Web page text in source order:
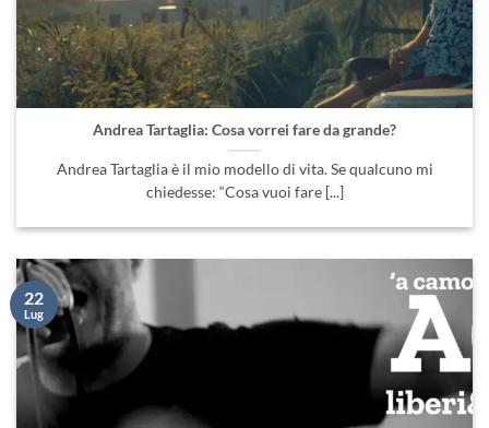
Andrea Tartaglia: Cosa vorrei fare da grande?
Andrea Tartaglia è il mio modello di vita. Se qualcuno mi
chiedesse: “Cosa vuoi fare [...]
22
Lug